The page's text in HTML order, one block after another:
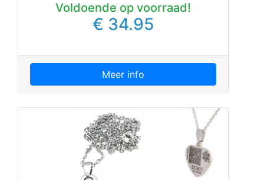
Voldoende op voorraad!
€ 34.95
Meer info